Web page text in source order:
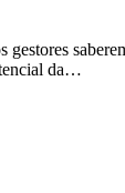
gestores
da…